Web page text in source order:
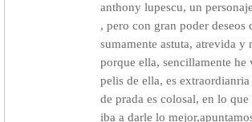
anthony lupescu, un
, pero con gran poder deseos
sumamente astuta, atrevida y
porque ella, sencillamente he
pelis de ella, es
de prada es colosal, en lo
iba a darle lo